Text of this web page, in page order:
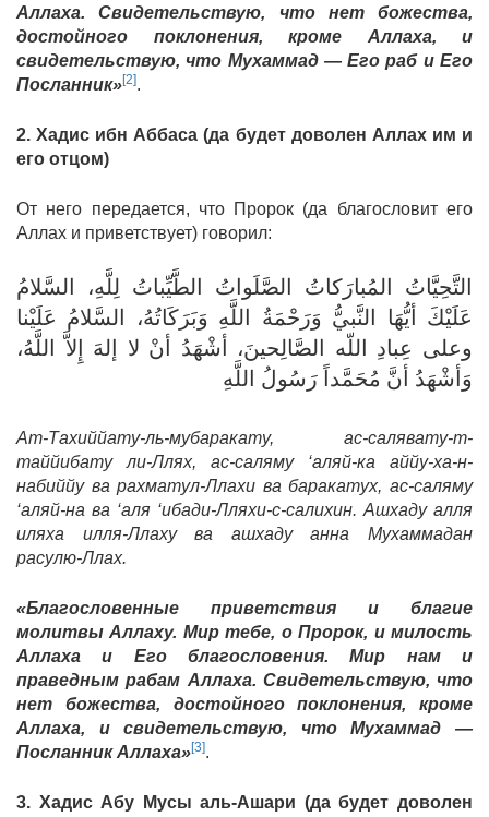
Аллаха. Свидетельствую, что нет божества,
достойного поклонения, кроме Аллаха, и
свидетельствую, что Мухаммад — Его раб и Его
Посланник»[2].
2. Хадис ибн Аббаса (да будет доволен Аллах им и
его отцом)
От него передается, что Пророк (да благословит его
Аллах и приветствует) говорил:
‏التَّحِيَّاتُ المُبارَكاتُ الصَّلَواتُ الطَّيِّباتُ لِلَّهِ، السَّلامُ
عَلَيْكَ أيُّهَا النَّبيُّ وَرَحْمَةُ اللَّهِ وَبَرَكَاتُهُ، السَّلامُ عَلَيْنا
وعلى عِبادِ اللّه الصَّالِحينَ، أشْهَدُ أنْ لا إلهَ إِلاَّ اللَّهُ،
وَأشْهَدُ أنَّ مُحَمَّداً رَسُولُ اللَّهِ
Ат-Тахиййату-ль-мубаракату, ас-салявату-т-
таййибату ли-Ллях, ас-саляму ‘аляй-ка аййу-ха-н-
набиййу ва рахматул-Ллахи ва баракатух, ас-саляму
‘аляй-на ва ‘аля ‘ибади-Лляхи-с-салихин. Ашхаду алля
иляха илля-Ллаху ва ашхаду анна Мухаммадан
расулю-Ллах.
«Благословенные приветствия и благие
молитвы Аллаху. Мир тебе, о Пророк, и милость
Аллаха и Его благословения. Мир нам и
праведным рабам Аллаха. Свидетельствую, что
нет божества, достойного поклонения, кроме
Аллаха, и свидетельствую, что Мухаммад —
Посланник Аллаха»[3].
3. Хадис Абу Мусы аль-Ашари (да будет доволен